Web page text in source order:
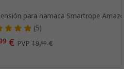
para hamaca Smartrope
(5)
€ PVP19,50€